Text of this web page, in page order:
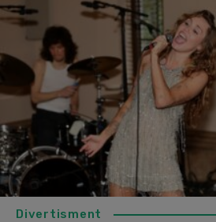
Divertisment